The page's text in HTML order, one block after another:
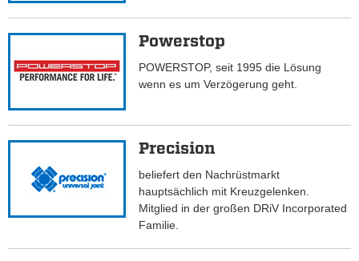
Powerstop
POWERSTOP, seit 1995 die Lösung
wenn es um Verzögerung geht.
Precision
beliefert den Nachrüstmarkt
hauptsächlich mit Kreuzgelenken.
Mitglied in der großen DRiV Incorporated
Familie.